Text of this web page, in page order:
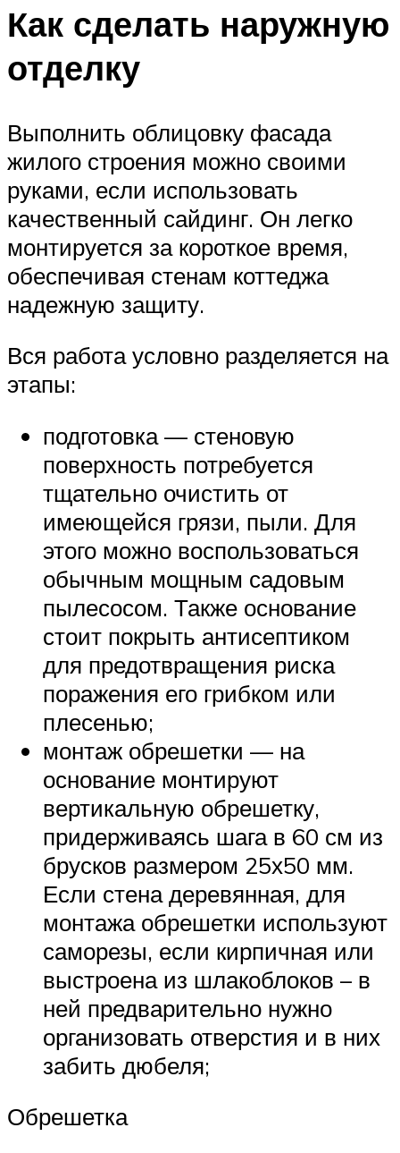
ДЕКОР
МЕНЮ
Как сделать наружную
отделку
Выполнить облицовку фасада
жилого строения можно своими
руками, если использовать
качественный сайдинг. Он легко
монтируется за короткое время,
обеспечивая стенам коттеджа
надежную защиту.
Вся работа условно разделяется на
этапы:
подготовка — стеновую
поверхность потребуется
тщательно очистить от
имеющейся грязи, пыли. Для
этого можно воспользоваться
обычным мощным садовым
пылесосом. Также основание
стоит покрыть антисептиком
для предотвращения риска
поражения его грибком или
плесенью;
монтаж обрешетки — на
основание монтируют
вертикальную обрешетку,
придерживаясь шага в 60 см из
брусков размером 25х50 мм.
Если стена деревянная, для
монтажа обрешетки используют
саморезы, если кирпичная или
выстроена из шлакоблоков – в
ней предварительно нужно
организовать отверстия и в них
забить дюбеля;
Обрешетка